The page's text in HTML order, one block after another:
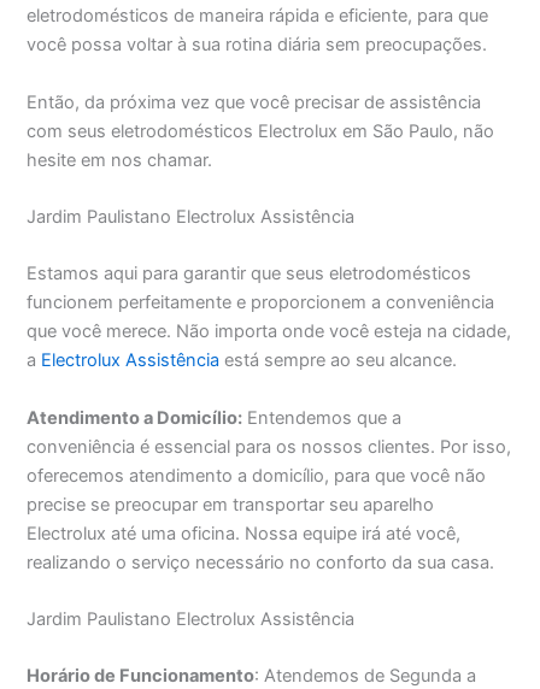
eletrodomésticos de maneira rápida e eficiente, para que
você possa voltar à sua rotina diária sem preocupações.
Então, da próxima vez que você precisar de assistência
com seus eletrodomésticos Electrolux em São Paulo, não
hesite em nos chamar.
Jardim Paulistano Electrolux Assistência
Estamos aqui para garantir que seus eletrodomésticos
funcionem perfeitamente e proporcionem a conveniência
que você merece. Não importa onde você esteja na cidade,
a Electrolux Assistência está sempre ao seu alcance.
Atendimento a Domicílio: Entendemos que a
conveniência é essencial para os nossos clientes. Por isso,
oferecemos atendimento a domicílio, para que você não
precise se preocupar em transportar seu aparelho
Electrolux até uma oficina. Nossa equipe irá até você,
realizando o serviço necessário no conforto da sua casa.
Jardim Paulistano Electrolux Assistência
Horário de Funcionamento: Atendemos de Segunda a